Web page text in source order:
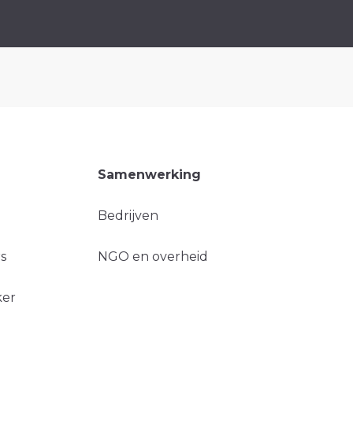
Samenwerking
Bedrijven
NGO en overheid